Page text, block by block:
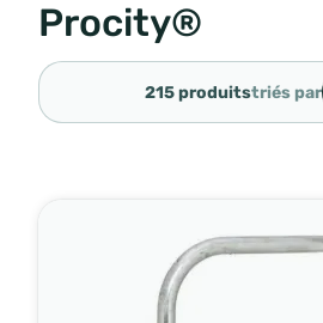
Procity®
215 produitstriés par